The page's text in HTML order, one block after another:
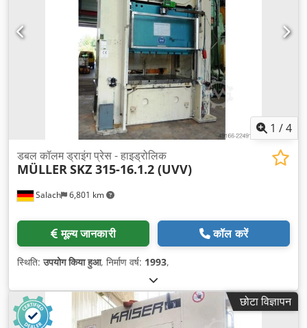
1 /4
Salach 6,801 km
डबल कॉलम ड्राइंग प्रेस - हाइड्रोलिक
MÜLLERSKZ 315-16.1.2 (UVV)
मूल्य जानकारी कॉल करें
स्थिति:उपयोग किया हुआ, निर्माण वर्ष: 1993,
छोटा विज्ञापन